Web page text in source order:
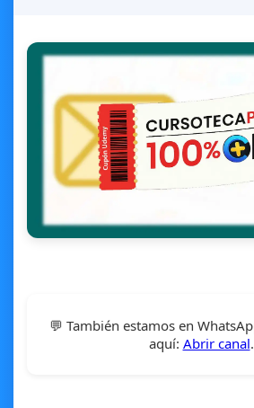
💬 También estamos en
aquí: Abrir canal.